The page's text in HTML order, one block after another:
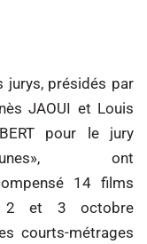
jurys, présidés par
JAOUI et Louis
pour le jury
ont
14 films
2 et 3 octobre
courts-métrages